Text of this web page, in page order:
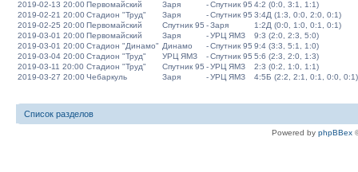
2019-02-13 20:00Первомайский Заря -Спутник 95 4:2 (0:0, 3:1, 1:1)
2019-02-21 20:00Стадион "Труд" Заря -Спутник 95 3:4Д (1:3, 0:0, 2:0, 0:1)
2019-02-25 20:00Первомайский Спутник 95 -Заря
1:2Д (0:0, 1:0, 0:1, 0:1)
2019-03-01 20:00Первомайский Заря -УРЦ ЯМЗ
9:3 (2:0, 2:3, 5:0)
2019-03-01 20:00Стадион "Динамо" Динамо -Спутник 95 9:4 (3:3, 5:1, 1:0)
2019-03-04 20:00Стадион "Труд" УРЦ ЯМЗ -Спутник 95 5:6 (2:3, 2:0, 1:3)
2019-03-11 20:00 Стадион "Труд" Спутник 95 -УРЦ ЯМЗ
2:3 (0:2, 1:0, 1:1)
2019-03-27 20:00Чебаркуль Заря -УРЦ ЯМЗ 4:5Б (2:2, 2:1, 0:1, 0:0, 0:1)
Список разделов
Powered by phpBBex